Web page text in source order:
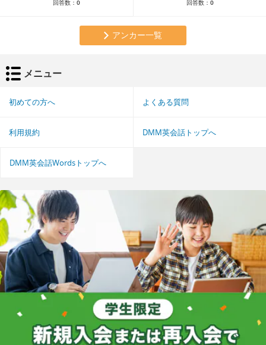
回答数： 0 回答数： 0
アンカー一覧
メニュー
初めての方へ よくある質問
利用規約 DMM英会話トップへ
DMM英会話Wordsトップへ